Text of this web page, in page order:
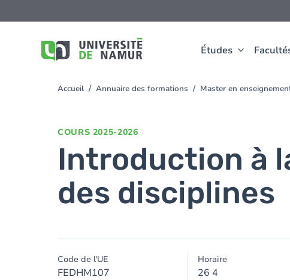
Études
au
You
Accueil Annuaire des formations Master en
COURS 2025-2026
Introduction à
des disciplines
Code de l'UE
FEDHM107
Horaire
26 4